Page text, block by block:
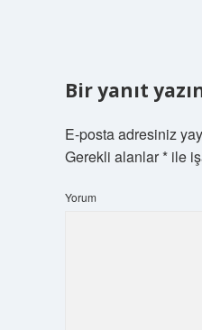
Bir yanıt
E-posta adresiniz
Gerekli alanlar*ile
Yorum